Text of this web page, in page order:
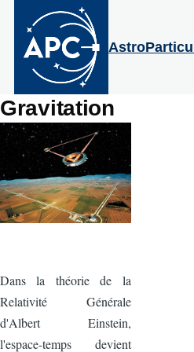
Aller au contenu principal
Gravitation
Dans la théorie de la
Relativité Générale
d'Albert Einstein,
l'espace-temps devient